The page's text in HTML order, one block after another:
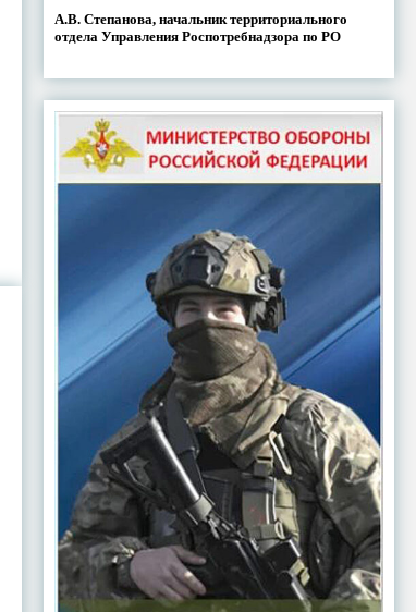
А.В. Степанова, начальник территориального
отдела Управления Роспотребнадзора по РО